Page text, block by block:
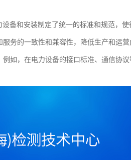
备和安装制定了统一的标准和规范，
务的一致性和兼容性，降低生产和运
如，在电力设备的接口标准、通信协